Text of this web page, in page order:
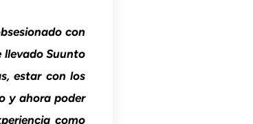
con
llevado Suunto
estar con los
y ahora poder
como